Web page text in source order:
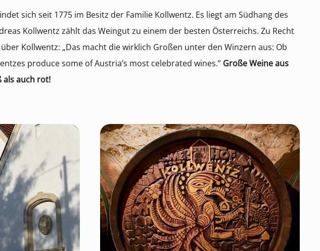
sich seit 1775 im Besitz der Familie Kollwentz. Es liegt am Südhang des
Kollwentz zählt das Weingut zu einem der besten Österreichs. Zu Recht
Kollwentz: „Das macht die wirklich Großen unter den Winzern aus: Ob
produce some of Austria’s most celebrated wines.” Große Weine aus
als auch rot!